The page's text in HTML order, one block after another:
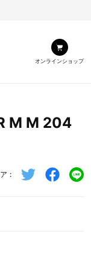
オンラインショップ
M M 204